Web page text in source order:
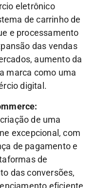
eletrônico
de carrinho de
e processamento
das vendas
aumento da
marca como uma
digital.
de uma
excepcional, com
de pagamento e
de
das conversões,
eficiente